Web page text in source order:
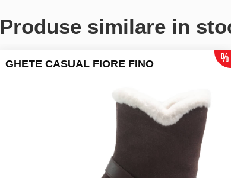
Produse similare in
GHETE CASUAL FIORE FINO